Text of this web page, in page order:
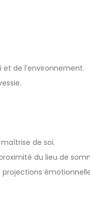
de l’environnement.
de soi.
du lieu de